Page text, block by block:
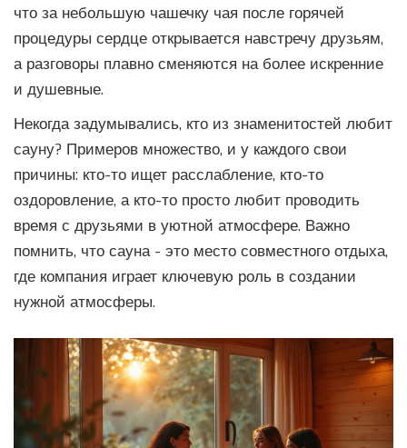
что за небольшую чашечку чая после горячей
процедуры сердце открывается навстречу друзьям,
а разговоры плавно сменяются на более искренние
и душевные.
Некогда задумывались, кто из знаменитостей любит
сауну? Примеров множество, и у каждого свои
причины: кто-то ищет расслабление, кто-то
оздоровление, а кто-то просто любит проводить
время с друзьями в уютной атмосфере. Важно
помнить, что сауна - это место совместного отдыха,
где компания играет ключевую роль в создании
нужной атмосферы.